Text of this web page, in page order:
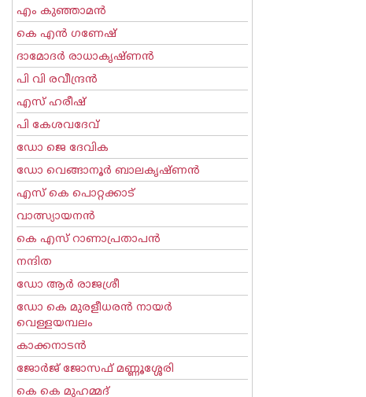
എം കുഞ്ഞാമന്‍
കെ എന്‍ ഗണേഷ്
ദാമോദർ രാധാകൃഷ്ണൻ
പി വി രവീന്ദ്രന്‍
എസ് ഹരീഷ്
പി കേശവദേവ്‌
ഡോ ജെ ദേവിക
ഡോ വെങ്ങാനൂര്‍ ബാലകൃഷ്ണന്‍
എസ്‌ കെ പൊറ്റക്കാട്‌
വാത്സ്യായനന്‍
കെ എസ് റാണാപ്രതാപന്‍
നന്ദിത
ഡോ ആര്‍ രാജശ്രീ
ഡോ കെ മുരളീധരന്‍ നായര്‍
വെള്ളയമ്പലം
കാക്കനാടന്‍
ജോര്‍ജ് ജോസഫ് മണ്ണൂശ്ശേരി
കെ കെ മുഹമ്മദ്